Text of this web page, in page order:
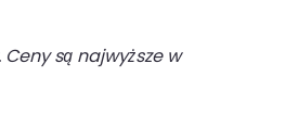
są najwyższe w